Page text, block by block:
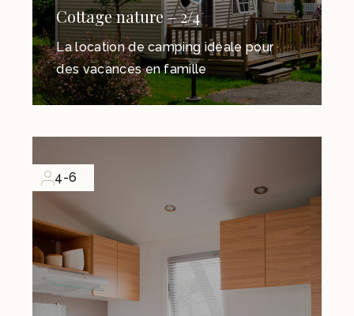
Cottage nature – 2/4
La location de camping idéale pour
des vacances en famille
4-6